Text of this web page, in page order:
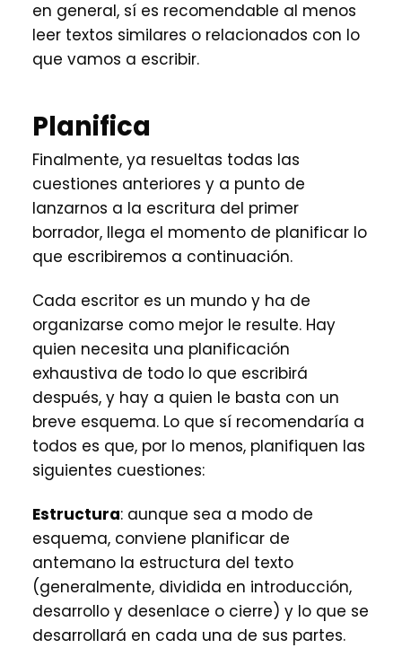
en general, sí es recomendable al menos
leer textos similares o relacionados con lo
que vamos a escribir.
Planifica
Finalmente, ya resueltas todas las
cuestiones anteriores y a punto de
lanzarnos a la escritura del primer
borrador, llega el momento de planificar lo
que escribiremos a continuación.
Cada escritor es un mundo y ha de
organizarse como mejor le resulte. Hay
quien necesita una planificación
exhaustiva de todo lo que escribirá
después, y hay a quien le basta con un
breve esquema. Lo que sí recomendaría a
todos es que, por lo menos, planifiquen las
siguientes cuestiones:
Estructura: aunque sea a modo de
esquema, conviene planificar de
antemano la estructura del texto
(generalmente, dividida en introducción,
desarrollo y desenlace o cierre) y lo que se
desarrollará en cada una de sus partes.